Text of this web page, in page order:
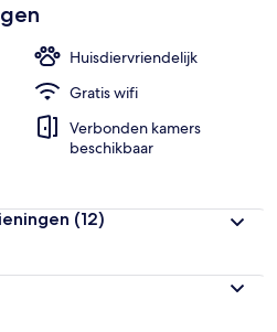
Huisdiervriendelijk
Gratis wifi
Verbonden kamers
beschikbaar
(12)